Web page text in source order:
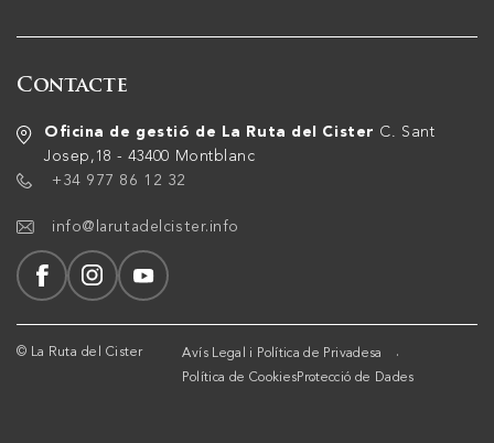
Contacte
Oficina de gestió de La Ruta del Cister C. Sant
Josep,18 - 43400 Montblanc
+34 977 86 12 32
info@larutadelcister.info
© La Ruta del Cister
Avís Legal i Política de Privadesa
Política de CookiesProtecció de Dades